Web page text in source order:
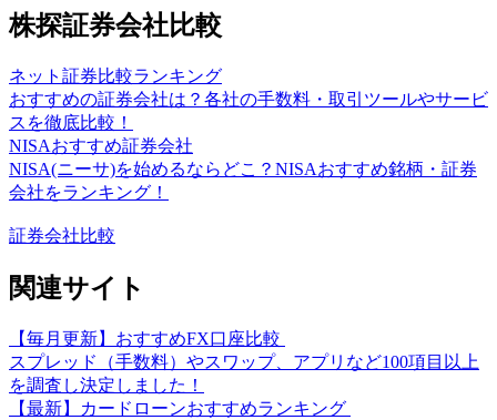
株探証券会社比較
ネット証券比較ランキング
おすすめの証券会社は？各社の手数料・取引ツールやサービ
スを徹底比較！
NISAおすすめ証券会社
NISA(ニーサ)を始めるならどこ？NISAおすすめ銘柄・証券
会社をランキング！
証券会社比較
関連サイト
【毎月更新】おすすめFX口座比較
スプレッド（手数料）やスワップ、アプリなど100項目以上
を調査し決定しました！
【最新】カードローンおすすめランキング